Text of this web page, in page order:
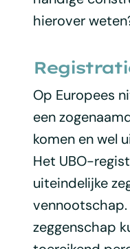
hierover
Op Europees
een
komen en wel
Het UBO-
uiteindelijke
zeggenschap